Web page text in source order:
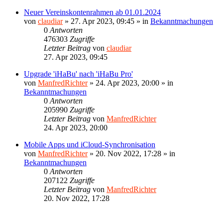
Neuer Vereinskontenrahmen ab 01.01.2024
von claudiar» 27. Apr 2023, 09:45 » in Bekanntmachungen
0 Antworten
476303 Zugriffe
Letzter Beitrag von claudiar
27. Apr 2023, 09:45
Upgrade 'iHaBu' nach 'iHaBu Pro'
von ManfredRichter» 24. Apr 2023, 20:00 » in
Bekanntmachungen
0 Antworten
205990 Zugriffe
Letzter Beitrag von ManfredRichter
24. Apr 2023, 20:00
Mobile Apps und iCloud-Synchronisation
von ManfredRichter» 20. Nov 2022, 17:28 » in
Bekanntmachungen
0 Antworten
207122 Zugriffe
Letzter Beitrag von ManfredRichter
20. Nov 2022, 17:28